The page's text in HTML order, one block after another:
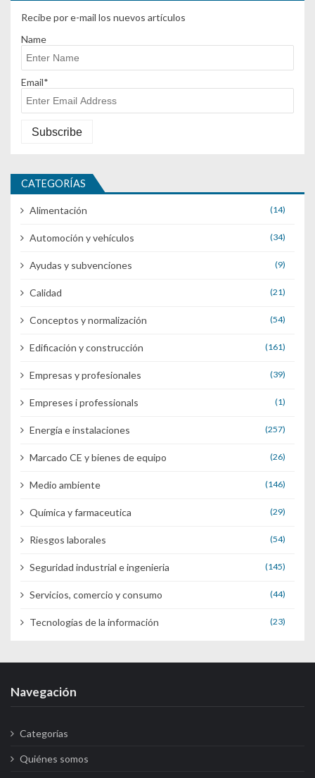
Recibe por e-mail los nuevos artículos
Name
Email*
CATEGORÍAS
Alimentación (14)
Automoción y vehículos (34)
Ayudas y subvenciones (9)
Calidad (21)
Conceptos y normalización (54)
Edificación y construcción (161)
Empresas y profesionales (39)
Empreses i professionals (1)
Energía e instalaciones (257)
Marcado CE y bienes de equipo (26)
Medio ambiente (146)
Química y farmaceutica (29)
Riesgos laborales (54)
Seguridad industrial e ingenieria (145)
Servicios, comercio y consumo (44)
Tecnologías de la información (23)
Navegación
Categorías
Quiénes somos